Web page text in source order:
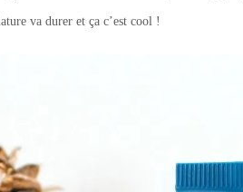
va durer et ça c’est cool !